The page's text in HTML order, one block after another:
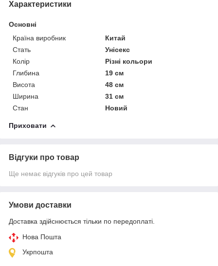
Характеристики
Основні
Країна виробник
Китай
Стать
Унісекс
Колір
Різні кольори
Глибина
19 см
Висота
48 см
Ширина
31 см
Стан
Новий
Приховати
Відгуки про товар
Ще немає відгуків про цей товар
Умови доставки
Доставка здійснюється тільки по передоплаті.
Нова Пошта
Укрпошта